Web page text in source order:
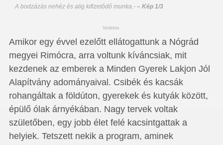
A bodzázás nehéz és alig kifizetődő munka.-– Kép 1/3
hirdetes
Amikor egy évvel ezelőtt ellátogattunk a Nógrád
megyei Rimócra, arra voltunk kíváncsiak, mit
kezdenek az emberek a Minden Gyerek Lakjon Jól
Alapítvány adományaival. Csibék és kacsák
rohangáltak a földúton, gyerekek és kutyák között,
épülő ólak árnyékában. Nagy tervek voltak
születőben, egy jobb élet felé kacsintgattak a
helyiek. Tetszett nekik a program, aminek